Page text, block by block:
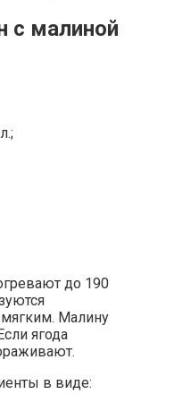
малиной
до 190
Малину
ягода
в виде: